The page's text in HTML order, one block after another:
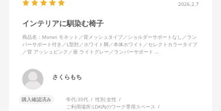
2026.2.7
インテリアに馴染む椅子
商品名：Monet モネット／背メッシュタイプ／ショルダーサポートなし／ラン
バーサポート付き／L型肘／ホワイト脚／本体ホワイト／セレクトカラータイプ
／背 アッシュピンク／座 ライトグレー／ランバーサポート …
さくらもち
購入確認済み 年代:30代 性別:女性
ご利用場所:LDK内のワーク専用スペース